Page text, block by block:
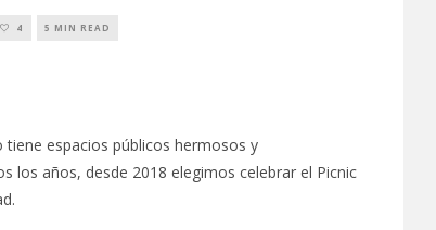
4 5 MIN READ
espacios públicos hermosos y
los años, desde 2018 elegimos celebrar el Picnic